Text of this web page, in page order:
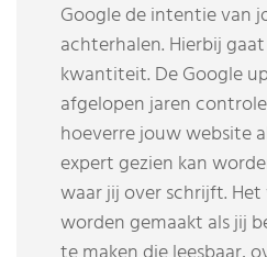
Google de intentie van
achterhalen. Hierbij
kwantiteit. De Google
afgelopen jaren
hoeverre jouw website
expert gezien kan
waar jij over schrijft.
worden gemaakt als jij